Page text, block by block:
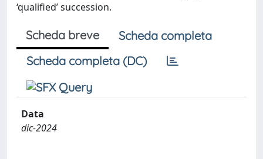
‘qualified’ succession.
Scheda breve
Scheda completa
Scheda completa (DC)
Data
dic-2024